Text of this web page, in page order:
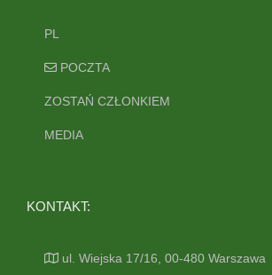
PL
POCZTA
ZOSTAŃ CZŁONKIEM
MEDIA
KONTAKT:
ul. Wiejska 17/16, 00-480 Warszawa